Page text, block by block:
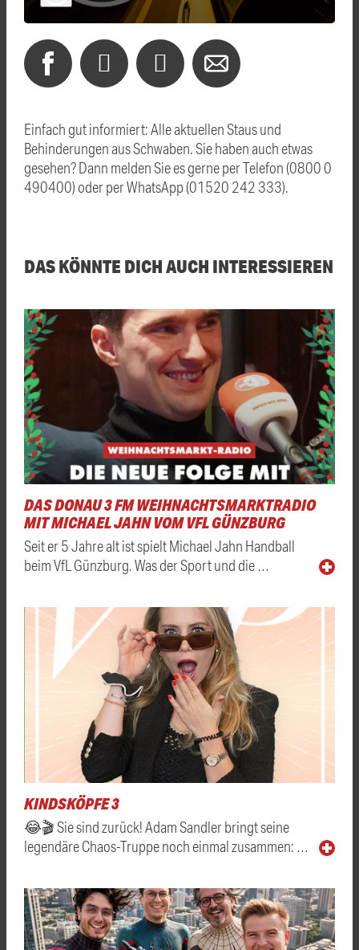
Einfach gut informiert: Alle aktuellen Staus und
Behinderungen aus Schwaben. Sie haben auch etwas
gesehen? Dann melden Sie es gerne per Telefon (0800 0
490400) oder per WhatsApp (01520 242 333).
DAS KÖNNTE DICH AUCH INTERESSIEREN
DAS DONAU 3 FM WEIHNACHTSMARKTRADIO
MIT MICHAEL JAHN VOM VFL GÜNZBURG
Seit er 5 Jahre alt ist spielt Michael Jahn Handball
beim VfL Günzburg. Was der Sport und die …
KINDSKÖPFE 3
😂🎬 Sie sind zurück! Adam Sandler bringt seine
legendäre Chaos-Truppe noch einmal zusammen: …